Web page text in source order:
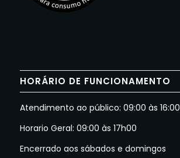
HORÁRIO DE FUNCIONAMENTO
Atendimento ao público: 09:00 às 16:00
Horario Geral: 09:00 às 17h00
Encerrado aos sábados e domingos